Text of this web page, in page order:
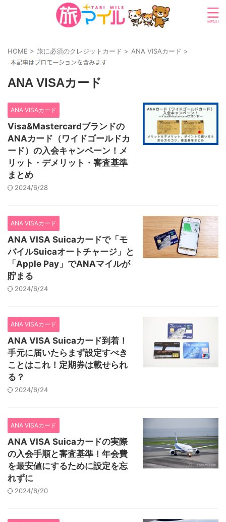
HOME > 旅に必須のクレジットカード > ANA VISAカード >
ANA VISAカード
ANA VISAカード
Visa&Mastercardブランドの
ANAカード（ワイドゴールドカ
ード）の入会キャンペーン！メ
リット・デメリット・審査基準
まとめ
2024/6/28
ANA VISAカード
ANA VISA Suicaカードで「モ
バイルSuicaオートチャージ」と
「Apple Pay」でANAマイルが
貯まる
2024/6/24
ANA VISAカード
ANA VISA Suicaカード到着！
手元に届いたらまず設定すべき
ことはこれ！定期券は載せられ
る？
2024/6/24
ANA VISAカード
ANA VISA Suicaカードの実際
の入会手順と審査基準！年会費
を最安値にするために設定を忘
れずに
2024/6/20